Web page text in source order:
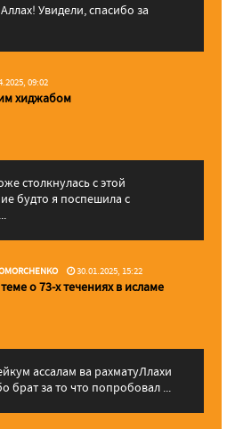
Увидели, спасибо за
09:02
хиджабом
столкнулась с этой
будто я поспешила с
30.01.2025, 15:22
о 73-х течениях в исламе
брат за то что попробовал ...